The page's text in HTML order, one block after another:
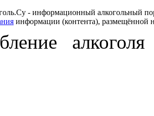
- информационный алкогольный
информации (контента), размещённой